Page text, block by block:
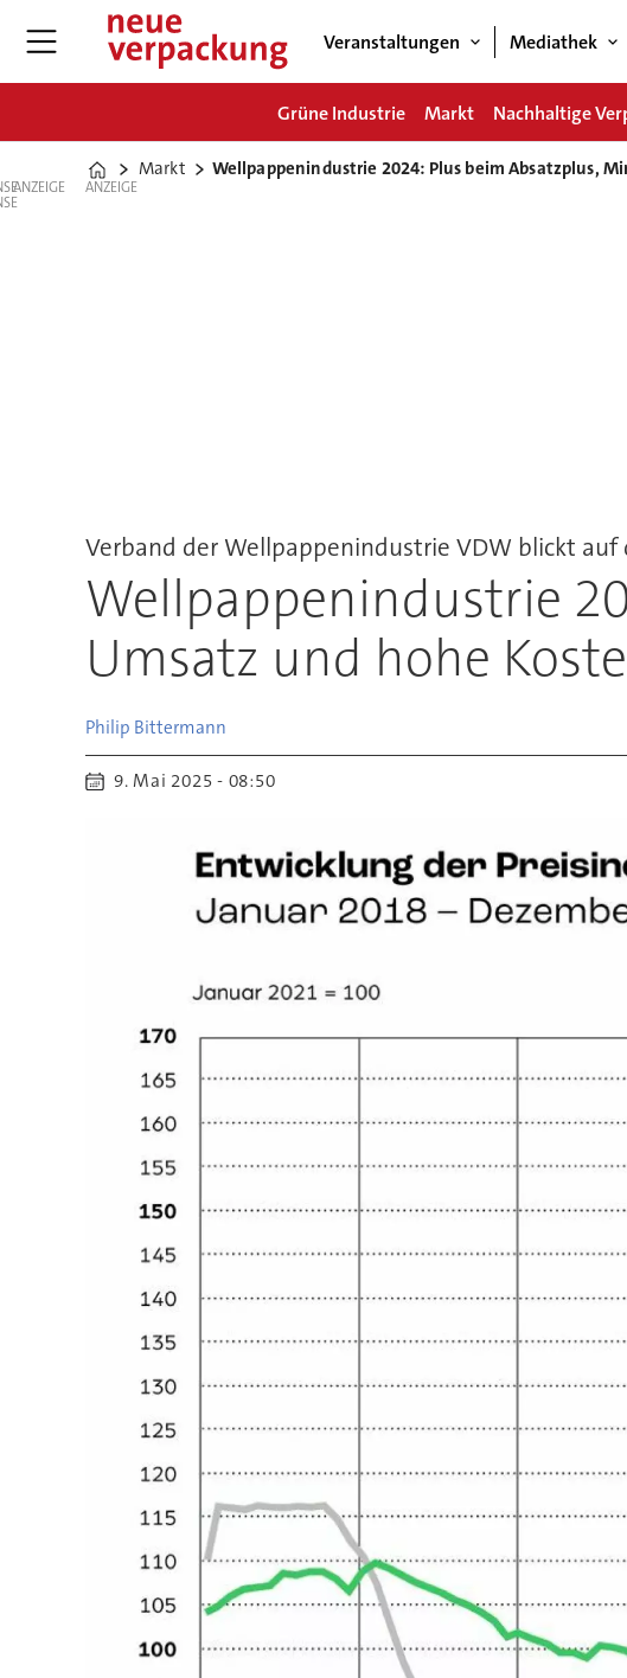
Veranstaltungen Mediathek
Grüne Industrie Markt Nachhaltige
Home
Markt Wellpappenindustrie 2024: Plus beim Absatzplus,
ANZEIGE ANZEIGE
Verband der Wellpappenindustrie VDW blickt auf
Wellpappenindustrie
Umsatz und hohe
Philip Bittermann
9. Mai 2025 - 08:50